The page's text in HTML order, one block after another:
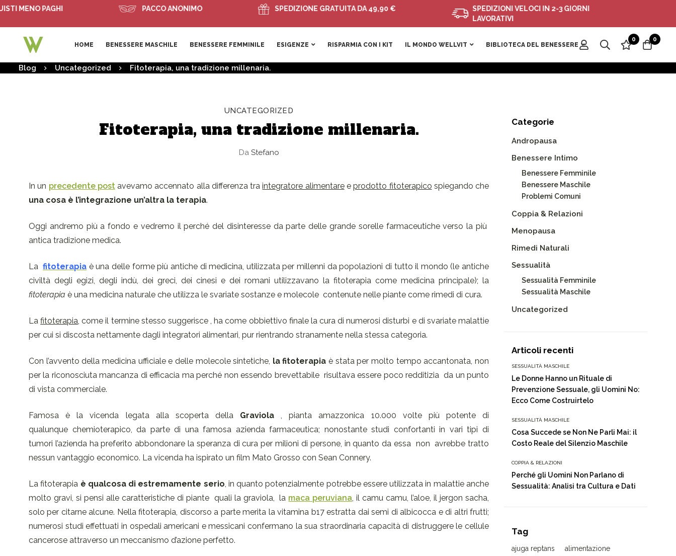
PAGHI PACCO ANONIMO SPEDIZIONE GRATUITA DA 49,90 €
SPEDIZIONI VELOCI IN 2-3 GIORNI
LAVORATIVI
HOME BENESSERE MASCHILE BENESSERE FEMMINILE ESIGENZE RISPARMIA CON I KIT IL MONDO WELLVIT BIBLIOTECA DEL BENESSERE
0 0
Blog Uncategorized Fitoterapia, una tradizione millenaria.
UNCATEGORIZED
Fitoterapia, una tradizione millenaria.
DaStefano
In un precedente postavevamo accennato alla differenza traintegratore alimentareeprodotto fitoterapico spiegando che
una cosa è l’integrazione un’altra la terapia.
Oggi andremo più a fondo e vedremo il perché del disinteresse da parte delle grande sorelle farmaceutiche verso la più
antica tradizione medica.
Lafitoterapia è una delle forme più antiche di medicina, utilizzata per millenni da popolazioni di tutto il mondo (le antiche
civiltà degli egizi, degli indù, dei greci, dei cinesi e dei romani utilizzavano la fitoterapia come medicina principale); la
fitoterapia è una medicina naturale che utilizza le svariate sostanze e molecole contenute nelle piante come rimedi di cura.
Lafitoterapia, come il termine stesso suggerisce , ha come obbiettivo finale la cura di numerosi disturbi e di svariate malattie
per cui si discosta nettamente dagli integratori alimentari, pur rientrando stranamente nella stessa categoria.
Con l’avvento della medicina ufficiale e delle molecole sintetiche, la fitoterapia è stata per molto tempo accantonata, non
per la riconosciuta mancanza di efficacia ma perché non essendo brevettabile risultava essere poco redditizia da un punto
di vista commerciale.
Famosa è la vicenda legata alla scoperta della Graviola , pianta amazzonica 10.000 volte più potente di
qualunque chemioterapico, da parte di una famosa azienda farmaceutica; nonostante studi confortanti in vari tipi di
tumori l’azienda ha preferito abbondonare la speranza di cura per milioni di persone, in quanto da essa non avrebbe tratto
nessun vantaggio economico. La vicenda ha ispirato un film Mato Grosso con Sean Connery.
La fitoterapia è qualcosa di estremamente serio, in quanto potenzialmente potrebbe essere utilizzata in malattie anche
molto gravi, si pensi alle caratteristiche di piante quali la graviola, la maca peruviana, il camu camu, l’aloe, il jergon sacha,
solo per citarne alcune. Nella fitoterapia, discorso a parte merita la vitamina b17 estratta dai semi di albicocca e di altri frutti;
numerosi studi effettuati in ospedali americani e messicani confermano la sua straordinaria capacità di distruggere le cellule
cancerose attraverso un meccanismo d’azione perfetto.
Categorie
Andropausa
Benessere Intimo
Benessere Femminile
Benessere Maschile
Problemi Comuni
Coppia & Relazioni
Menopausa
Rimedi Naturali
Sessualità
Sessualità Femminile
Sessualità Maschile
Uncategorized
Articoli recenti
SESSUALITÀ MASCHILE
Le Donne Hanno un Rituale di
Prevenzione Sessuale, gli Uomini No:
Ecco Come Costruirtelo
SESSUALITÀ MASCHILE
Cosa Succede se Non Ne Parli Mai: il
Costo Reale del Silenzio Maschile
COPPIA & RELAZIONI
Perché gli Uomini Non Parlano di
Sessualità: Analisi tra Cultura e Dati
Tag
ajuga reptans
alimentazione